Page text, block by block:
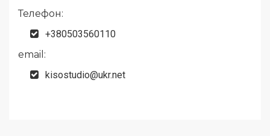
Телефон:
+380503560110
email:
kisostudio@ukr.net